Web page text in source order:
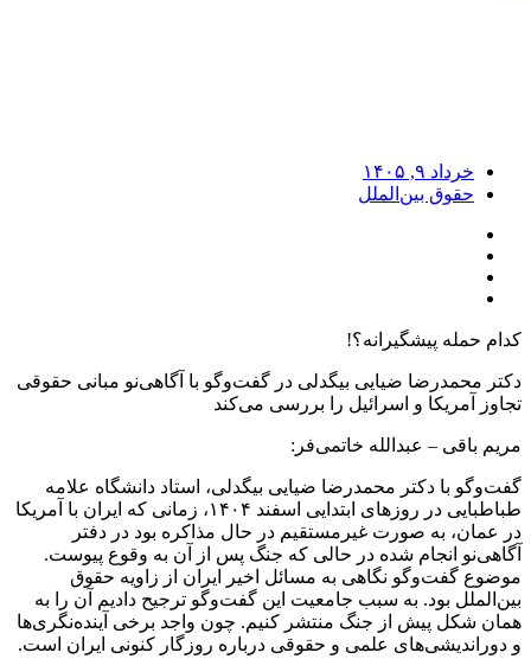
خرداد ۹, ۱۴۰۵
حقوق بین‌الملل
کدام حمله پیشگیرانه؟!
دکتر محمد‌رضا ضیایی بیگدلی در گفت‌و‌گو با آگاهی‌نو مبانی حقوقی
تجاوز آمریکا و اسرائیل را بررسی می‌کند
مریم باقی – عبدالله خاتمی‌فر:
گفت‌وگو با دکتر محمد‌رضا ضیایی بیگدلی، استاد دانشگاه علامه
طباطبایی در روزهای ابتدایی اسفند ۱۴۰۴، زمانی که ایران با آمریکا
در عمان، به صورت غیرمستقیم در حال مذاکره بود در دفتر
آگاهی‌نو انجام شده در حالی که جنگ پس از آن به وقوع پیوست.
موضوع گفت‌وگو نگاهی به مسائل اخیر ایران از زاویه حقوق
بین‌الملل بود. به سبب جامعیت این گفت‌وگو ترجیح دادیم آن را به
همان شکل پیش از جنگ منتشر کنیم. چون واجد برخی آینده‌نگری‌ها
و دوراندیشی‌های علمی و حقوقی درباره روزگار کنونی ایران است.